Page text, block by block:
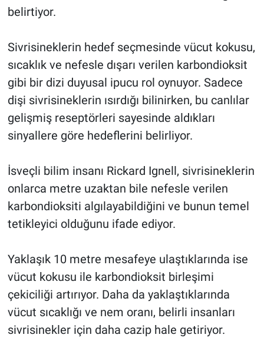
belirtiyor.
Sivrisineklerin hedef seçmesinde vücut kokusu,
sıcaklık ve nefesle dışarı verilen karbondioksit
gibi bir dizi duyusal ipucu rol oynuyor. Sadece
dişi sivrisineklerin ısırdığı bilinirken, bu canlılar
gelişmiş reseptörleri sayesinde aldıkları
sinyallere göre hedeflerini belirliyor.
İsveçli bilim insanı Rickard Ignell, sivrisineklerin
onlarca metre uzaktan bile nefesle verilen
karbondioksiti algılayabildiğini ve bunun temel
tetikleyici olduğunu ifade ediyor.
Yaklaşık 10 metre mesafeye ulaştıklarında ise
vücut kokusu ile karbondioksit birleşimi
çekiciliği artırıyor. Daha da yaklaştıklarında
vücut sıcaklığı ve nem oranı, belirli insanları
sivrisinekler için daha cazip hale getiriyor.